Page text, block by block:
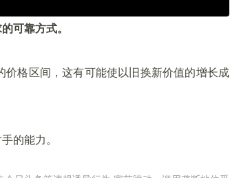
可靠方式。
格区间，这有可能使以旧换新价值的增长成
的能力。